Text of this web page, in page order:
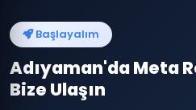
Başlayalım
Adıyaman'da Meta
Bize Ulaşın